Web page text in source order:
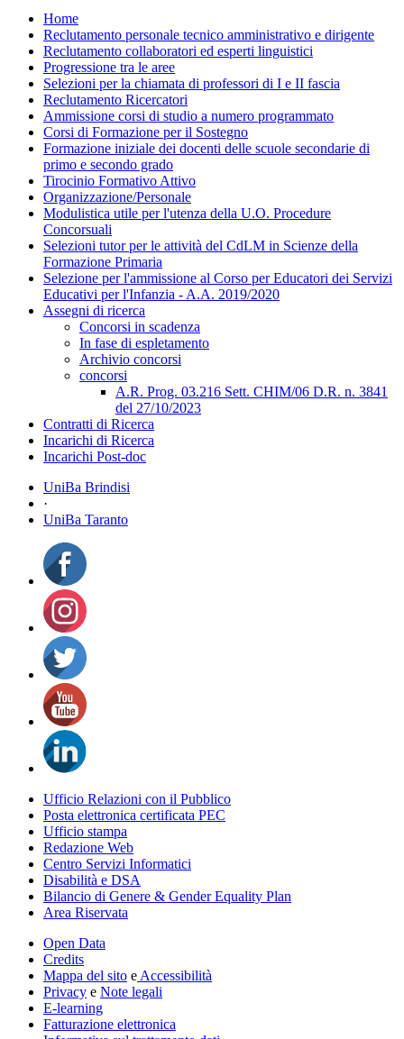
Home
Reclutamento personale tecnico amministrativo e dirigente
Reclutamento collaboratori ed esperti linguistici
Progressione tra le aree
Selezioni per la chiamata di professori di I e II fascia
Reclutamento Ricercatori
Ammissione corsi di studio a numero programmato
Corsi di Formazione per il Sostegno
Formazione iniziale dei docenti delle scuole secondarie di
primo e secondo grado
Tirocinio Formativo Attivo
Organizzazione/Personale
Modulistica utile per l'utenza della U.O. Procedure
Concorsuali
Selezioni tutor per le attività del CdLM in Scienze della
Formazione Primaria
Selezione per l'ammissione al Corso per Educatori dei Servizi
Educativi per l'Infanzia - A.A. 2019/2020
Assegni di ricerca
Concorsi in scadenza
In fase di espletamento
Archivio concorsi
concorsi
A.R. Prog. 03.216 Sett. CHIM/06 D.R. n. 3841
del 27/10/2023
Contratti di Ricerca
Incarichi di Ricerca
Incarichi Post-doc
UniBa Brindisi
·
UniBa Taranto
Ufficio Relazioni con il Pubblico
Posta elettronica certificata PEC
Ufficio stampa
Redazione Web
Centro Servizi Informatici
Disabilità e DSA
Bilancio di Genere & Gender Equality Plan
Area Riservata
Open Data
Credits
Mappa del sito e Accessibilità
Privacy e Note legali
E-learning
Fatturazione elettronica